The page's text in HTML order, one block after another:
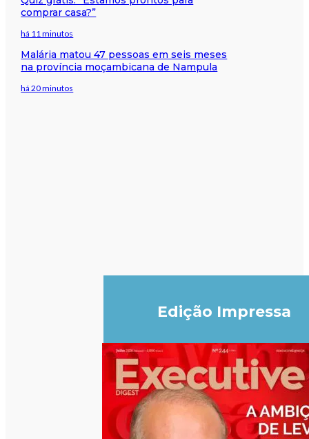
comprar casa?”
há 11 minutos
Malária matou 47 pessoas em seis meses
na província moçambicana de Nampula
há 20 minutos
Edição Impressa